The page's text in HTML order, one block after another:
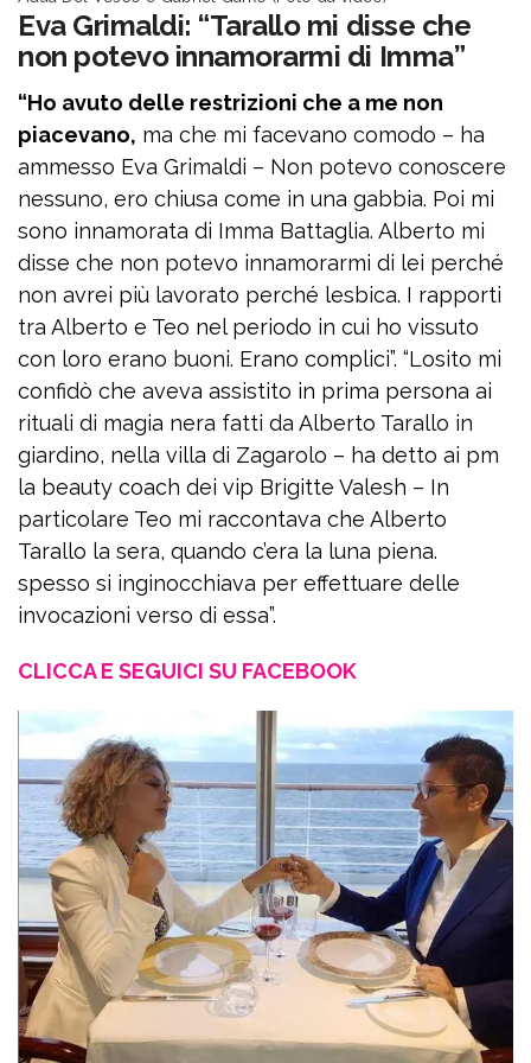
Eva Grimaldi: “Tarallo mi disse che
non potevo innamorarmi di Imma”
“Ho avuto delle restrizioni che a me non
piacevano, ma che mi facevano comodo – ha
ammesso Eva Grimaldi – Non potevo conoscere
nessuno, ero chiusa come in una gabbia. Poi mi
sono innamorata di Imma Battaglia. Alberto mi
disse che non potevo innamorarmi di lei perché
non avrei più lavorato perché lesbica. I rapporti
tra Alberto e Teo nel periodo in cui ho vissuto
con loro erano buoni. Erano complici”. “Losito mi
confidò che aveva assistito in prima persona ai
rituali di magia nera fatti da Alberto Tarallo in
giardino, nella villa di Zagarolo – ha detto ai pm
la beauty coach dei vip Brigitte Valesh – In
particolare Teo mi raccontava che Alberto
Tarallo la sera, quando c’era la luna piena.
spesso si inginocchiava per effettuare delle
invocazioni verso di essa”.
CLICCA E SEGUICI SU FACEBOOK